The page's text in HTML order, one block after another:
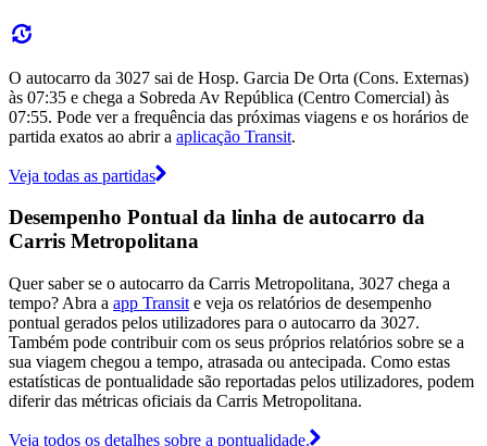
O autocarro da 3027 sai de Hosp. Garcia De Orta (Cons. Externas)
às 07:35 e chega a Sobreda Av República (Centro Comercial) às
07:55. Pode ver a frequência das próximas viagens e os horários de
partida exatos ao abrir a aplicação Transit.
Veja todas as partidas
Desempenho Pontual da linha de autocarro da
Carris Metropolitana
Quer saber se o autocarro da Carris Metropolitana, 3027 chega a
tempo? Abra a app Transit e veja os relatórios de desempenho
pontual gerados pelos utilizadores para o autocarro da 3027.
Também pode contribuir com os seus próprios relatórios sobre se a
sua viagem chegou a tempo, atrasada ou antecipada. Como estas
estatísticas de pontualidade são reportadas pelos utilizadores, podem
diferir das métricas oficiais da Carris Metropolitana.
Veja todos os detalhes sobre a pontualidade.